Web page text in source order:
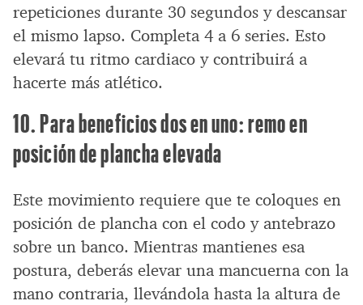
repeticiones durante 30 segundos y descansar
el mismo lapso. Completa 4 a 6 series. Esto
elevará tu ritmo cardiaco y contribuirá a
hacerte más atlético.
10. Para beneficios dos en uno: remo en
posición de plancha elevada
Este movimiento requiere que te coloques en
posición de plancha con el codo y antebrazo
sobre un banco. Mientras mantienes esa
postura, deberás elevar una mancuerna con la
mano contraria, llevándola hasta la altura de